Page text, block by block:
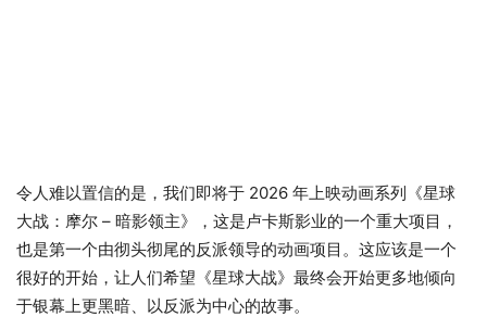
令人难以置信的是，我们即将于 2026 年上映动画系列《星球
大战：摩尔 – 暗影领主》，这是卢卡斯影业的一个重大项目，
也是第一个由彻头彻尾的反派领导的动画项目。这应该是一个
很好的开始，让人们希望《星球大战》最终会开始更多地倾向
于银幕上更黑暗、以反派为中心的故事。